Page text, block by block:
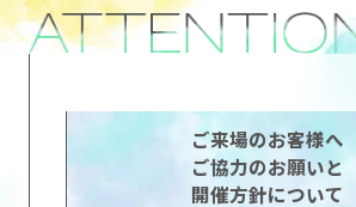
ご来場のお客様へ
ご協力のお願いと
開催方針について